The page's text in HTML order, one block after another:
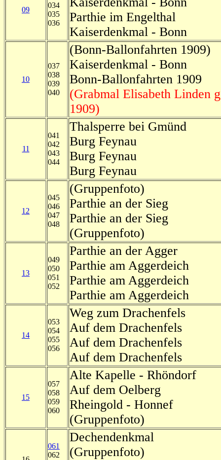
09
034
035
036
Parthie im Engelthal
Kaiserdenkmal - Bonn
10
037
038
039
040
(Bonn-Ballonfahrten 1909)
Kaiserdenkmal - Bonn
Bonn-Ballonfahrten 1909
(Grabmal Elisabeth Linden
1909)
11
041
042
043
044
Thalsperre bei Gmünd
Burg Feynau
Burg Feynau
Burg Feynau
12
045
046
047
048
(Gruppenfoto)
Parthie an der Sieg
Parthie an der Sieg
(Gruppenfoto)
13
049
050
051
052
Parthie an der Agger
Parthie am Aggerdeich
Parthie am Aggerdeich
Parthie am Aggerdeich
14
053
054
055
056
Weg zum Drachenfels
Auf dem Drachenfels
Auf dem Drachenfels
Auf dem Drachenfels
15
057
058
059
060
Alte Kapelle - Rhöndorf
Auf dem Oelberg
Rheingold - Honnef
(Gruppenfoto)
061
062
Dechendenkmal
(Gruppenfoto)